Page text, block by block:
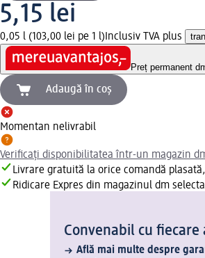
5,15 lei
0,05 l (103,00 lei pe 1 l) Inclusiv TVA plus
Preț permanent
Adaugă în coș
Momentan nelivrabil
Verificați disponibilitatea într-un magazin
Livrare gratuită la orice comandă
Ridicare Expres din magazinul dm
Convenabil cu fiecare
Află mai multe despre